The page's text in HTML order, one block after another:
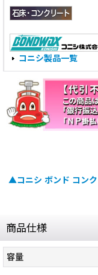
コニシ製品一覧
▲コニシ ボンド コン
商品仕様
容量